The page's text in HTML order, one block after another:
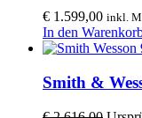
€ 1.599,00 inkl.
In den
Smith &